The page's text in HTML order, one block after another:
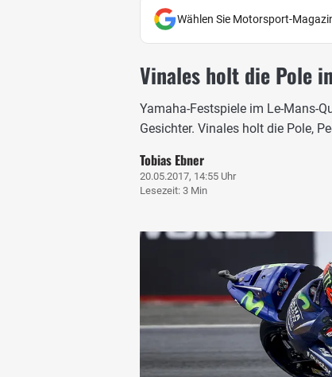
Wählen Sie Motorsport-
Vinales holt die Pole
Yamaha-Festspiele im Le-Mans-
Gesichter. Vinales holt die Pole,
Tobias Ebner
20.05.2017, 14:55 Uhr
Lesezeit: 3 Min